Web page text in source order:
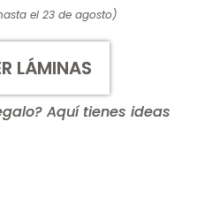
el 23 de agosto)
LÁMINAS
Aquí tienes ideas